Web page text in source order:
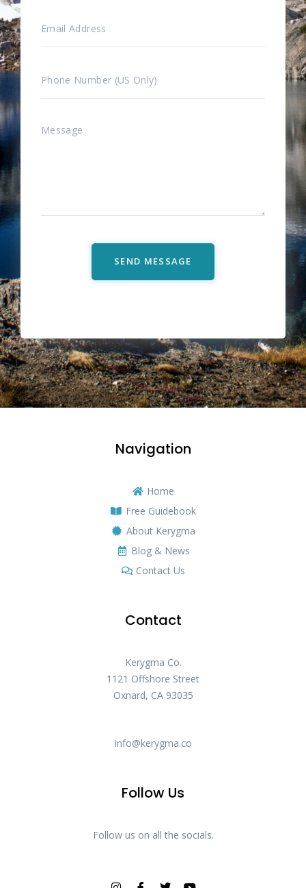
SEND MESSAGE
Navigation
Home
Free Guidebook
About Kerygma
Blog & News
Contact Us
Contact
Kerygma Co.
1121 Offshore Street
Oxnard, CA 93035
info@kerygma.co
Follow Us
Follow us on all the socials.